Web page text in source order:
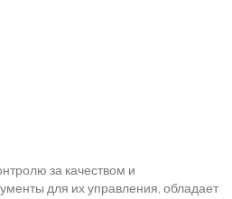
за качеством и
для их управления, обладает